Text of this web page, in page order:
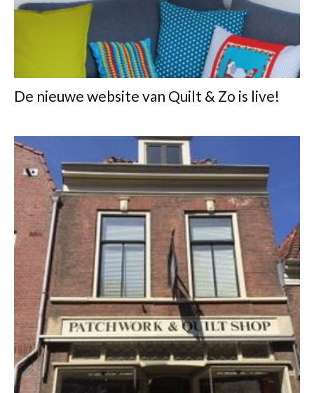
De nieuwe website van Quilt & Zo is live!